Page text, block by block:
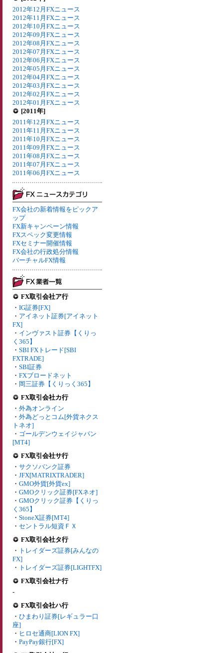
2012年12月FXニュース
2012年11月FXニュース
2012年10月FXニュース
2012年09月FXニュース
2012年08月FXニュース
2012年07月FXニュース
2012年06月FXニュース
2012年05月FXニュース
2012年04月FXニュース
2012年03月FXニュース
2012年02月FXニュース
2012年01月FXニュース
[2011年]
2011年12月FXニュース
2011年11月FXニュース
2011年10月FXニュース
2011年09月FXニュース
2011年08月FXニュース
2011年07月FXニュース
2011年06月FXニュース
FX会社の新着情報をピックア
ップ
FX新キャンペーン情報
FXスペック変更情報
FXセミナー開催情報
FX会社の行政処分情報
バーチャルFX情報
FX取引会社ア行
・ IG証券[FX]
・ アイネット証券[アイネット
FX]
・ インヴァスト証券【くりっ
く365】
・ SBI FXトレード[SBI
FXTRADE]
・ SBI証券
・ FXブロードネット
・ 岡三証券【くりっく365】
FX取引会社カ行
・ 外為オンライン
・ 外為どっとコム[外貨ネクス
トネオ]
・ ゴールデンウェイジャパン
[MT4]
FX取引会社サ行
・ サクソバンク証券
・ JFX[MATRIXTRADER]
・ GMO外貨[外貨ex]
・ GMOクリック証券[FXネオ]
・ GMOクリック証券【くりっ
く365】
・ StoneX証券[MT4]
・ セントラル短資ＦＸ
FX取引会社タ行
・ トレイダーズ証券[みんなの
FX]
・ トレイダーズ証券[LIGHTFX]
FX取引会社ナ行
-
FX取引会社ハ行
・ ひまわり証券[レギュラー口
座]
・ ヒロセ通商[LION FX]
・ PayPay銀行[FX]